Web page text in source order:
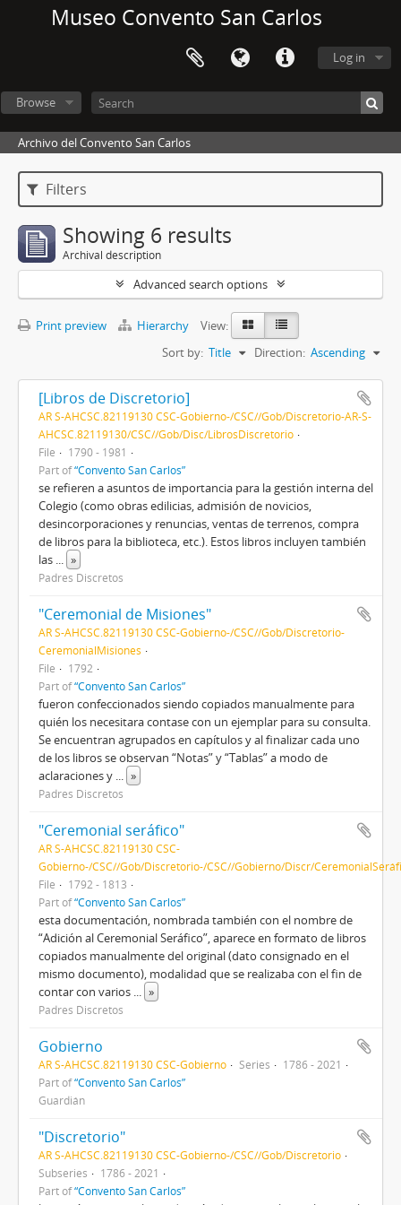
Museo Convento San Carlos
Log in
Browse
Archivo del Convento San Carlos
Filters
Showing 6 results
Archival description
Advanced search options
Print preview Hierarchy
View:
Sort by: Title Direction: Ascending
[Libros de Discretorio]
AR S-AHCSC.82119130 CSC-Gobierno-/CSC//Gob/Discretorio-AR-S-
AHCSC.82119130/CSC//Gob/Disc/LibrosDiscretorio
File
1790 - 1981
Part of“Convento San Carlos”
se refieren a asuntos de importancia para la gestión interna del
Colegio (como obras edilicias, admisión de novicios,
desincorporaciones y renuncias, ventas de terrenos, compra
de libros para la biblioteca, etc.). Estos libros incluyen también
las ... »
Padres Discretos
"Ceremonial de Misiones"
AR S-AHCSC.82119130 CSC-Gobierno-/CSC//Gob/Discretorio-
CeremonialMisiones
File
1792
Part of“Convento San Carlos”
fueron confeccionados siendo copiados manualmente para
quién los necesitara contase con un ejemplar para su consulta.
Se encuentran agrupados en capítulos y al finalizar cada uno
de los libros se observan “Notas” y “Tablas” a modo de
aclaraciones y ... »
Padres Discretos
"Ceremonial seráfico"
AR S-AHCSC.82119130 CSC-
Gobierno-/CSC//Gob/Discretorio-/CSC//Gobierno/Discr/
File
1792 - 1813
Part of“Convento San Carlos”
esta documentación, nombrada también con el nombre de
“Adición al Ceremonial Seráfico”, aparece en formato de libros
copiados manualmente del original (dato consignado en el
mismo documento), modalidad que se realizaba con el fin de
contar con varios ... »
Padres Discretos
Gobierno
AR S-AHCSC.82119130 CSC-Gobierno Series
1786 - 2021
Part of“Convento San Carlos”
Guardián
"Discretorio"
AR S-AHCSC.82119130 CSC-Gobierno-/CSC//Gob/Discretorio
Subseries
1786 - 2021
Part of“Convento San Carlos”